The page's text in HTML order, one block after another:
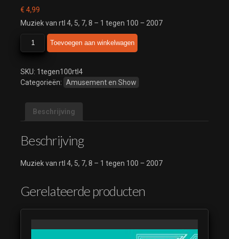
€ 4,99
Muziek van rtl 4, 5, 7, 8 – 1 tegen 100 – 2007
4,
7,
8
tegen
-
2007
Toevoegen aan winkelwagen
SKU: 1tegen100rtl4
Categorieën: Amusement en Show
Beschrijving
Beschrijving
Muziek van rtl 4, 5, 7, 8 – 1 tegen 100 – 2007
Gerelateerde producten